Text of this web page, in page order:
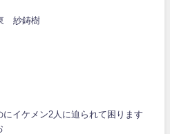
紗鋳樹
にイケメン2人に迫られて困ります